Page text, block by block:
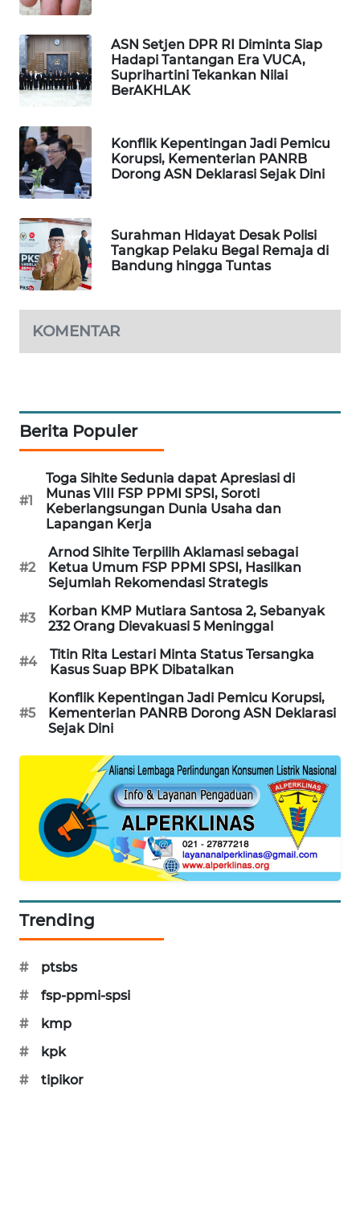
ASN Setjen DPR RI Diminta Siap
Hadapi Tantangan Era VUCA,
Suprihartini Tekankan Nilai
BerAKHLAK
Konflik Kepentingan Jadi Pemicu
Korupsi, Kementerian PANRB
Dorong ASN Deklarasi Sejak Dini
Surahman Hidayat Desak Polisi
Tangkap Pelaku Begal Remaja di
Bandung hingga Tuntas
KOMENTAR
Berita Populer
#1
Toga Sihite Sedunia dapat Apresiasi di
Munas VIII FSP PPMI SPSI, Soroti
Keberlangsungan Dunia Usaha dan
Lapangan Kerja
#2
Arnod Sihite Terpilih Aklamasi sebagai
Ketua Umum FSP PPMI SPSI, Hasilkan
Sejumlah Rekomendasi Strategis
#3
Korban KMP Mutiara Santosa 2, Sebanyak
232 Orang Dievakuasi 5 Meninggal
#4
Titin Rita Lestari Minta Status Tersangka
Kasus Suap BPK Dibatalkan
#5
Konflik Kepentingan Jadi Pemicu Korupsi,
Kementerian PANRB Dorong ASN Deklarasi
Sejak Dini
Trending
#
ptsbs
#
fsp-ppmi-spsi
#
kmp
#
kpk
#
tipikor
BERKAT
BERAMPU
NEWS
ANUGERAH
NEWS
AKHLAK
PERAPKI
NEWS
SONYA
ASA
NEWS